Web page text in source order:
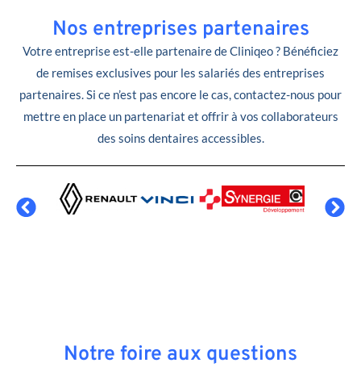
Nos entreprises partenaires
Votre entreprise est-elle partenaire de Cliniqeo ? Bénéficiez
de remises exclusives pour les salariés des entreprises
partenaires. Si ce n’est pas encore le cas, contactez-nous pour
mettre en place un partenariat et offrir à vos collaborateurs
des soins dentaires accessibles.
Notre foire aux questions